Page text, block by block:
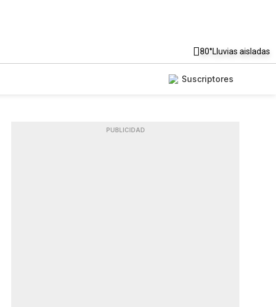
80°Lluvias aisladas
Suscriptores
PUBLICIDAD